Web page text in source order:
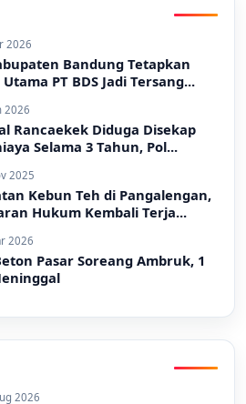
2026
Bandung Tetapkan
PT BDS Jadi Tersang...
2026
Rancaekek Diduga Disekap
Selama 3 Tahun, Pol...
2025
Kebun Teh di Pangalengan,
Hukum Kembali Terja...
2026
Pasar Soreang Ambruk, 1
2026